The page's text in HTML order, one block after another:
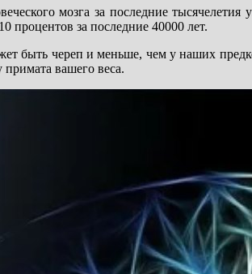
мозга за последние
процентов за последние 40000 лет.
быть череп и меньше, чем у наших
вашего веса.